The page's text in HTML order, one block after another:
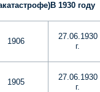
В 1930 году
1906
27.06.1930
г.
1905
27.06.1930
г.